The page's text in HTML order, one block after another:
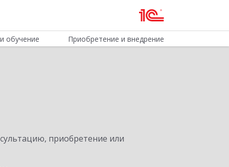
обучение Приобретение и внедрение
приобретение или